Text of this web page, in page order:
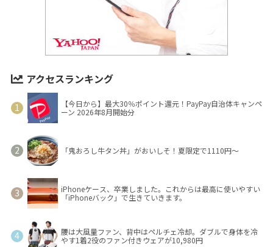
アクセスランキング
【今日から】最大30％ポイント還元！PayPay自治体キャンペ
ーン 2026年8月開始分
「鬼おろし牛タン丼」がおいしそ！夏限定で1110円～
iPhoneケース、卒業しました。これからは最高に使いやすい
「iPhoneバック」で生きていきます。
腰は大風量ファン、背中はペルチェ冷却。ダブルで身体を冷
やす1着2役のファン付きウェアが10,980円